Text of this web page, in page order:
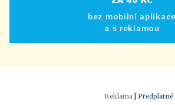
bez mobilní aplikace
a s reklamou
Předplatné